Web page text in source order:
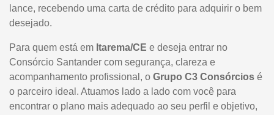
lance, recebendo uma carta de crédito para adquirir o bem
desejado.
Para quem está em Itarema/CE e deseja entrar no
Consórcio Santander com segurança, clareza e
acompanhamento profissional, o Grupo C3 Consórcios é
o parceiro ideal. Atuamos lado a lado com você para
encontrar o plano mais adequado ao seu perfil e objetivo,